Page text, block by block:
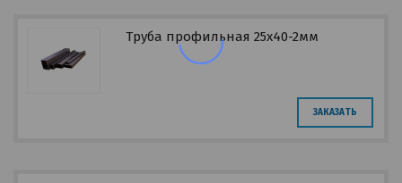
Труба профильная 25х40-2мм
ЗАКАЗАТЬ